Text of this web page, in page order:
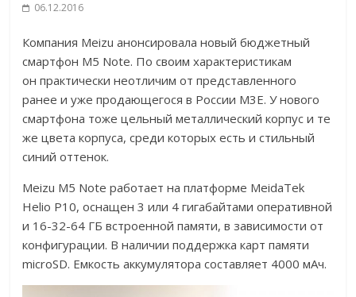
06.12.2016
Компания Meizu анонсировала новый бюджетный
смартфон M5 Note. По своим характеристикам
он практически неотличим от представленного
ранее и уже продающегося в России M3E. У нового
смартфона тоже цельный металлический корпус и те
же цвета корпуса, среди которых есть и стильный
синий оттенок.
Meizu M5 Note работает на платформе MeidaTek
Helio P10, оснащен 3 или 4 гигабайтами оперативной
и 16-32-64 ГБ встроенной памяти, в зависимости от
конфигурации. В наличии поддержка карт памяти
microSD. Емкость аккумулятора составляет 4000 мАч.